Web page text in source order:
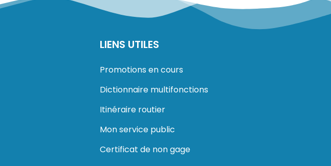
LIENS UTILES
Promotions en cours
Dictionnaire multifonctions
Itinéraire routier
Mon service public
Certificat de non gage